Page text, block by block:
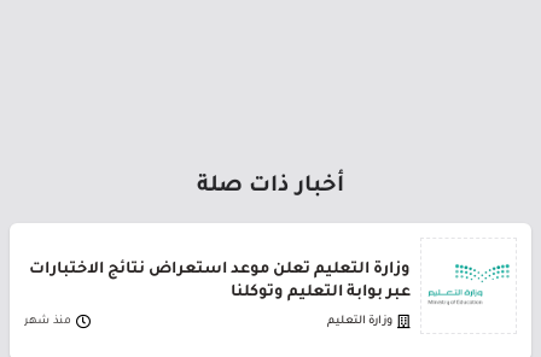
أخبار ذات صلة
وزارة التعليم تعلن موعد استعراض نتائج الاختبارات
عبر بوابة التعليم وتوكلنا
وزارة التعليم منذ شهر